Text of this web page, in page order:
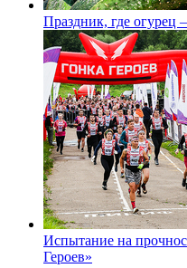
Праздник, где огурец
Испытание на
Героев»